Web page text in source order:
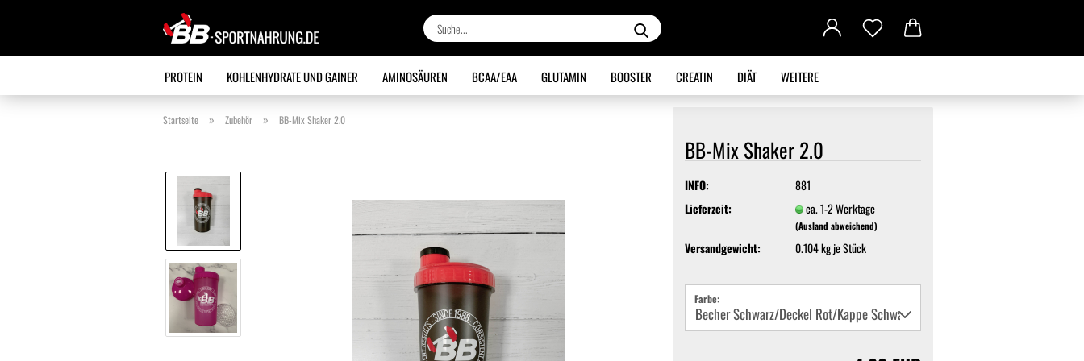
Suche...
PROTEIN KOHLENHYDRATE UND GAINER AMINOSÄUREN BCAA/EAA GLUTAMIN BOOSTER CREATIN DIÄT WEITERE
Startseite » Zubehör » BB-Mix Shaker 2.0
BB-Mix Shaker 2.0
INFO:
881
Lieferzeit:
ca. 1-2 Werktage
(Ausland abweichend)
Versandgewicht: 0.104kg je Stück
Farbe: